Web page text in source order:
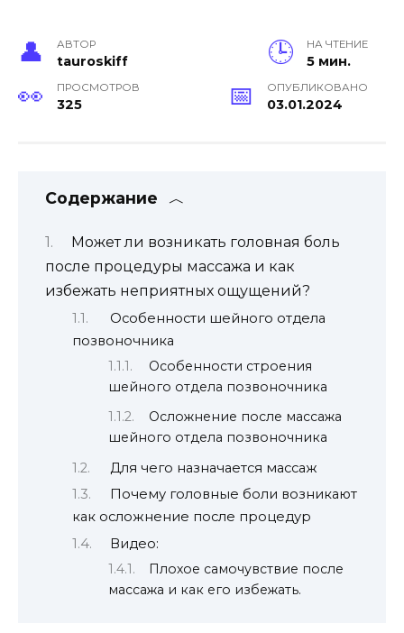
АВТОР
tauroskiff
НА ЧТЕНИЕ
5 мин.
ПРОСМОТРОВ
325
ОПУБЛИКОВАНО
03.01.2024
Содержание
Может ли возникать головная боль
после процедуры массажа и как
избежать неприятных ощущений?
Особенности шейного отдела
позвоночника
Особенности строения
шейного отдела позвоночника
Осложнение после массажа
шейного отдела позвоночника
Для чего назначается массаж
Почему головные боли возникают
как осложнение после процедур
Видео:
Плохое самочувствие после
массажа и как его избежать.